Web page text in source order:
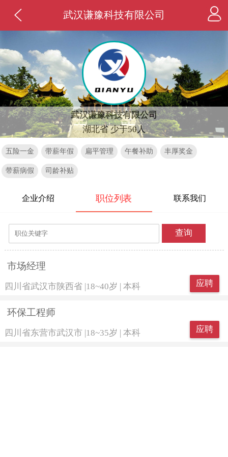
武汉谦豫科技有限公司
武汉谦豫科技有限公司
湖北省 少于50人
五险一金 带薪年假 扁平管理 午餐补助 丰厚奖金
带薪病假 司龄补贴
企业介绍 职位列表 联系我们
查询
市场经理
四川省武汉市陕西省| 18~40岁 本科 应聘
环保工程师
四川省东营市武汉市 |18~35岁 | 本科 应聘